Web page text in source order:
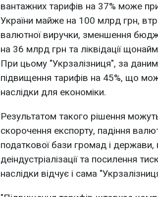
вантажних тарифів на 37% може
України майже на 100 млрд грн,
валютної виручки, зменшення
на 36 млрд грн та ліквідації
При цьому "Укрзалізниця", за
підвищення тарифів на 45%, що
наслідки для економіки.
Результатом такого рішення
скорочення експорту, падіння
податкової бази громад і держави,
деіндустріалізації та посилення
наслідки відчує і сама